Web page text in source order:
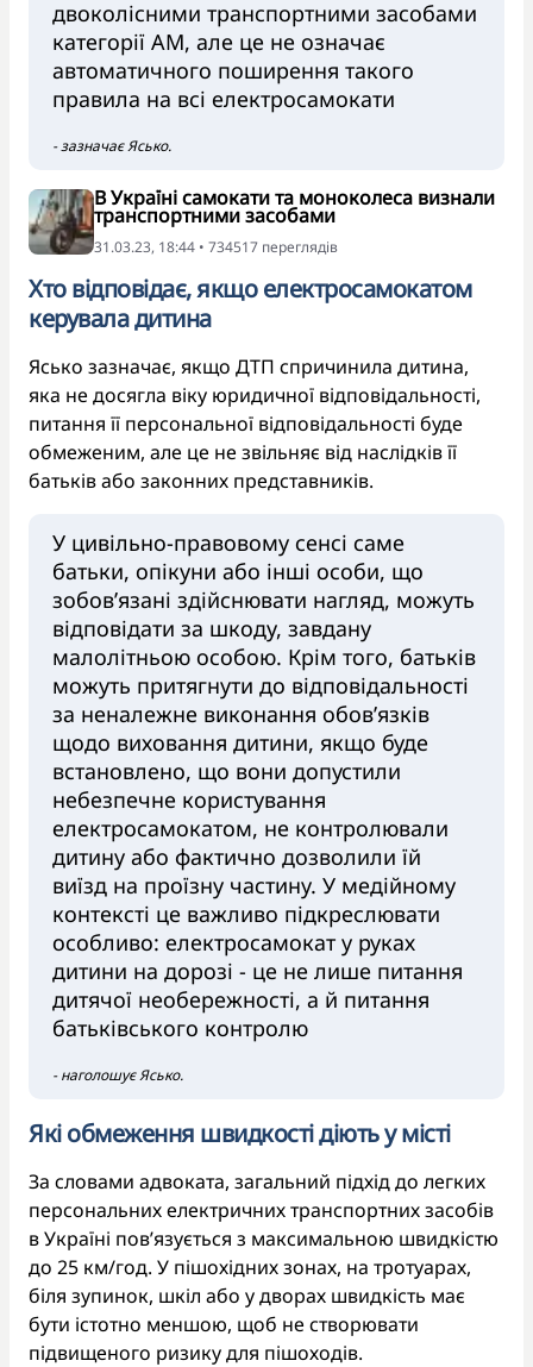
двоколісними транспортними засобами
категорії AM, але це не означає
автоматичного поширення такого
правила на всі електросамокати
- зазначає Ясько.
В Україні самокати та моноколеса визнали
транспортними засобами
31.03.23, 18:44 • 734517 переглядiв
Хто відповідає, якщо електросамокатом
керувала дитина
Ясько зазначає, якщо ДТП спричинила дитина,
яка не досягла віку юридичної відповідальності,
питання її персональної відповідальності буде
обмеженим, але це не звільняє від наслідків її
батьків або законних представників.
У цивільно-правовому сенсі саме
батьки, опікуни або інші особи, що
зобов’язані здійснювати нагляд, можуть
відповідати за шкоду, завдану
малолітньою особою. Крім того, батьків
можуть притягнути до відповідальності
за неналежне виконання обов’язків
щодо виховання дитини, якщо буде
встановлено, що вони допустили
небезпечне користування
електросамокатом, не контролювали
дитину або фактично дозволили їй
виїзд на проїзну частину. У медійному
контексті це важливо підкреслювати
особливо: електросамокат у руках
дитини на дорозі - це не лише питання
дитячої необережності, а й питання
батьківського контролю
- наголошує Ясько.
Які обмеження швидкості діють у місті
За словами адвоката, загальний підхід до легких
персональних електричних транспортних засобів
в Україні пов’язується з максимальною швидкістю
до 25 км/год. У пішохідних зонах, на тротуарах,
біля зупинок, шкіл або у дворах швидкість має
бути істотно меншою, щоб не створювати
підвищеного ризику для пішоходів.